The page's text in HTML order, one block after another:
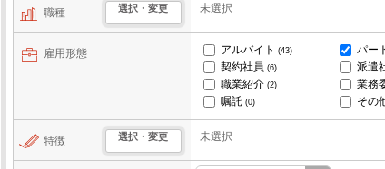
職種 選択・変更 未選択
雇用形態 アルバイト (43) パー
契約社員 (6) 派遣
職業紹介 (2) 業務
嘱託 (0) その
特徴 選択・変更 未選択